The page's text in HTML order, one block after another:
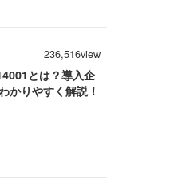
236,516view
とは？導入企
かりやすく解説！